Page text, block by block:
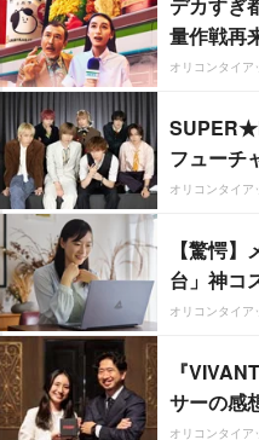
量作戦再
オリコンタイア
フューチ
オリコンタイア
【驚愕
台」神コ
オリコンタイア
『
サーの感
オリコンタイア